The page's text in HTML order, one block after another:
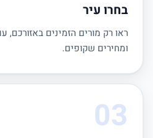
בחרו עיר
ראו רק מורים הזמינים באזורכם,
ומחירים שקופים.
03